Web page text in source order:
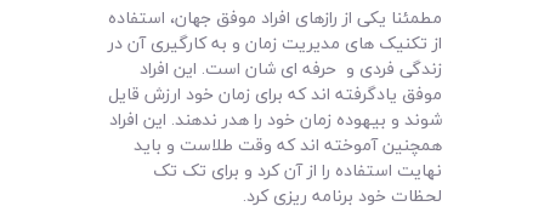
مطمئنا یکی از رازهای افراد موفق جهان، استفاده
از تکنیک های مدیریت زمان و به کارگیری آن در
زندگی فردی و حرفه ای شان است. این افراد
موفق یادگرفته اند که برای زمان خود ارزش قایل
شوند و بیهوده زمان خود را هدر ندهند. این افراد
همچنین آموخته اند که وقت طلاست و باید
نهایت استفاده را از آن کرد و برای تک تک
لحظات خود برنامه ریزی کرد.